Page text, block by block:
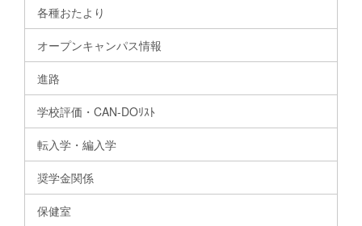
各種おたより
オープンキャンパス情報
進路
学校評価・CAN-DOﾘｽﾄ
転入学・編入学
奨学金関係
保健室